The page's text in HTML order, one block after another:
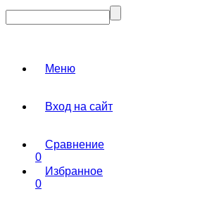
Меню
Вход на сайт
Сравнение
0
Избранное
0